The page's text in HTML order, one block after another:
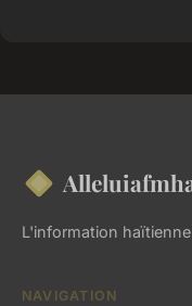
L'information
NAVIGATION